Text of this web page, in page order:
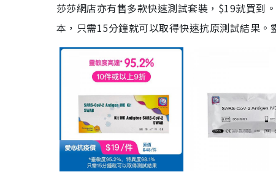
莎莎網店亦有售多款快速測試套裝，$19就買
本，只需15分鐘就可以取得快速抗原測試結果。